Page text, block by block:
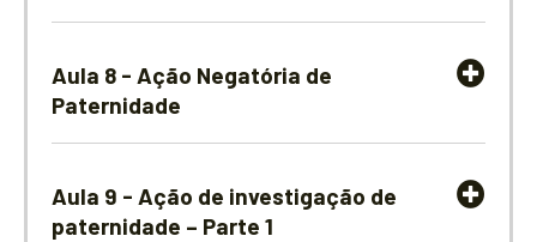
Aula 8 - Ação Negatória de
Paternidade
Aula 9 - Ação de investigação de
paternidade – Parte 1